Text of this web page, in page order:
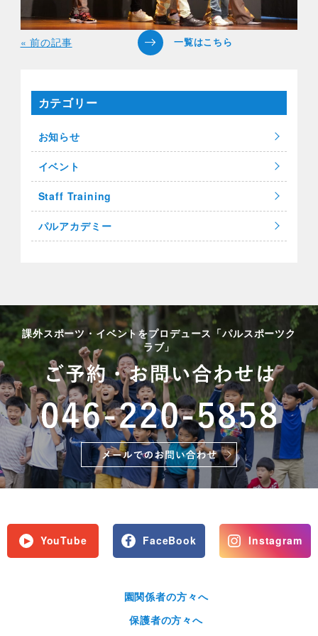
« 前の記事
カテゴリー
お知らせ
イベント
Staff Training
パルアカデミー
課外スポーツ・イベントをプロデュース「パルスポーツク
ラブ」
YouTube FaceBook Instagram
園関係者の方々へ
保護者の方々へ